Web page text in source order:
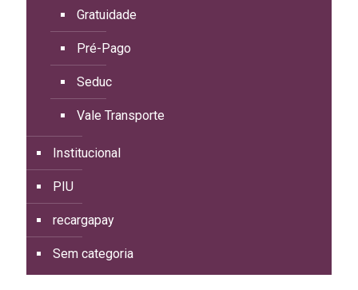
Gratuidade
Pré-Pago
Seduc
Vale Transporte
Institucional
PIU
recargapay
Sem categoria